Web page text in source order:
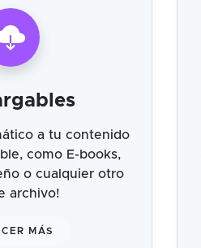
a tu contenido
como E-books,
o cualquier otro
archivo!
MÁS